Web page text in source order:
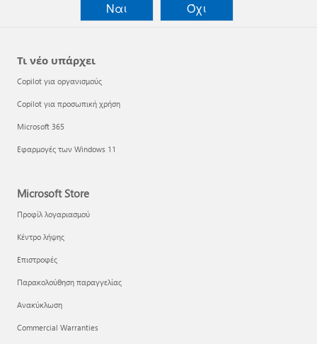
Ναι
Όχι
Τι νέο υπάρχει
Copilot για οργανισμούς
Copilot για προσωπική χρήση
Microsoft 365
Εφαρμογές των Windows 11
Microsoft Store
Προφίλ λογαριασμού
Κέντρο λήψης
Επιστροφές
Παρακολούθηση παραγγελίας
Ανακύκλωση
Commercial Warranties